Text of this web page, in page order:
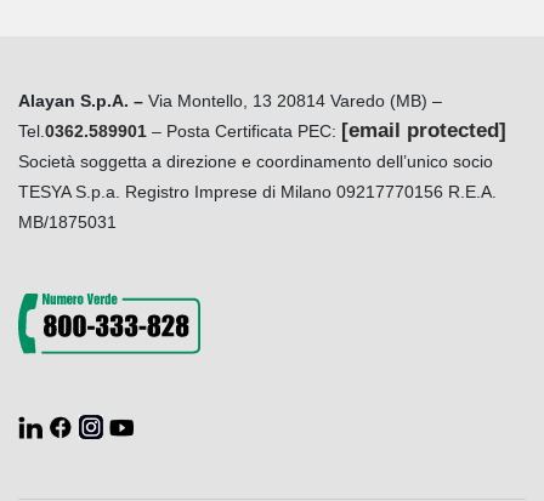
Alayan S.p.A. – Via Montello, 13 20814 Varedo (MB) –
Tel. 0362.589901 – Posta Certificata PEC: [email protected]
Società soggetta a direzione e coordinamento dell’unico socio
TESYA S.p.a. Registro Imprese di Milano 09217770156 R.E.A.
MB/1875031